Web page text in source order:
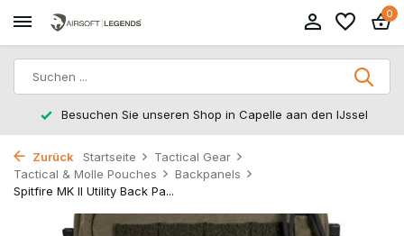
0
Rücksendungen innerhalb von 14 Arbeitstagen
Zurück Startseite
Tactical Gear
Tactical & Molle Pouches
Backpanels
Spitfire MK II Utility Back Pa...